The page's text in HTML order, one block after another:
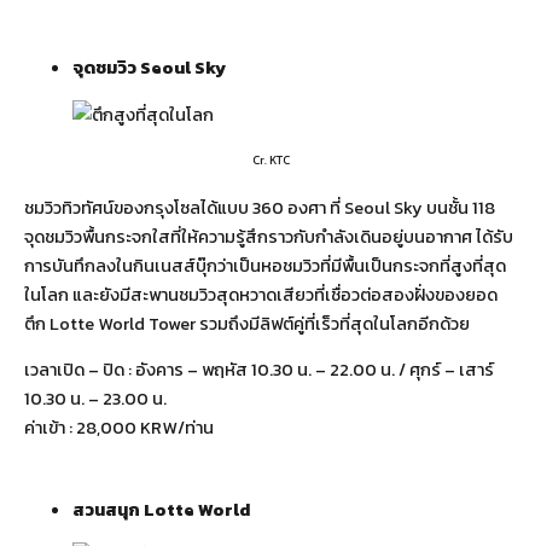
จุดชมวิวSeoul Sky
Cr. KTC
ชมวิวทิวทัศน์ของกรุงโซลได้แบบ 360 องศา ที่ Seoul Sky บนชั้น 118
จุดชมวิวพื้นกระจกใสที่ให้ความรู้สึกราวกับกำลังเดินอยู่บนอากาศ ได้รับ
การบันทึกลงในกินเนสส์บุ๊กว่าเป็นหอชมวิวที่มีพื้นเป็นกระจกที่สูงที่สุด
ในโลก และยังมีสะพานชมวิวสุดหวาดเสียวที่เชื่อวต่อสองฝั่งของยอด
ตึก Lotte World Tower รวมถึงมีลิฟต์คู่ที่เร็วที่สุดในโลกอีกด้วย
เวลาเปิด – ปิด : อังคาร – พฤหัส 10.30 น. – 22.00 น. / ศุกร์ – เสาร์
10.30 น. – 23.00 น.
ค่าเข้า : 28,000 KRW/ท่าน
สวนสนุก Lotte World